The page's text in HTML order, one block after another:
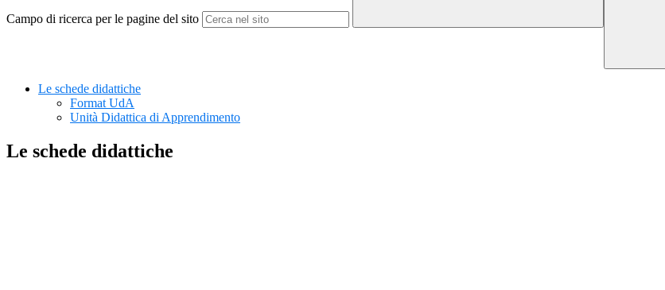
Campo di ricerca per le pagine del sito
Le schede didattiche
Format UdA
Unità Didattica di Apprendimento
Le schede didattiche